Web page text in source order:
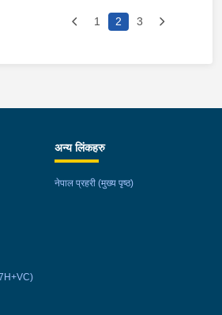
1 2 3
अन्य लिंकहरु
नेपाल प्रहरी (मुख्य पृष्ठ)